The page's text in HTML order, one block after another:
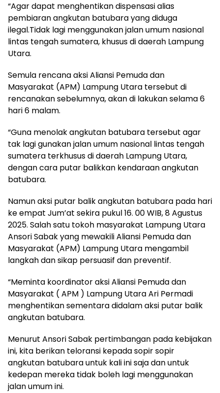
“Agar dapat menghentikan dispensasi alias
pembiaran angkutan batubara yang diduga
ilegal.Tidak lagi menggunakan jalan umum nasional
lintas tengah sumatera, khusus di daerah Lampung
Utara.
Semula rencana aksi Aliansi Pemuda dan
Masyarakat (APM) Lampung Utara tersebut di
rencanakan sebelumnya, akan di lakukan selama 6
hari 6 malam.
“Guna menolak angkutan batubara tersebut agar
tak lagi gunakan jalan umum nasional lintas tengah
sumatera terkhusus di daerah Lampung Utara,
dengan cara putar balikkan kendaraan angkutan
batubara.
Namun aksi putar balik angkutan batubara pada hari
ke empat Jum’at sekira pukul 16. 00 WIB, 8 Agustus
2025. Salah satu tokoh masyarakat Lampung Utara
Ansori Sabak yang mewakili Aliansi Pemuda dan
Masyarakat (APM) Lampung Utara mengambil
langkah dan sikap persuasif dan preventif.
“Meminta koordinator aksi Aliansi Pemuda dan
Masyarakat ( APM ) Lampung Utara Ari Permadi
menghentikan sementara didalam aksi putar balik
angkutan batubara.
Menurut Ansori Sabak pertimbangan pada kebijakan
ini, kita berikan teloransi kepada sopir sopir
angkutan batubara untuk kali ini saja dan untuk
kedepan mereka tidak boleh lagi menggunakan
jalan umum ini.